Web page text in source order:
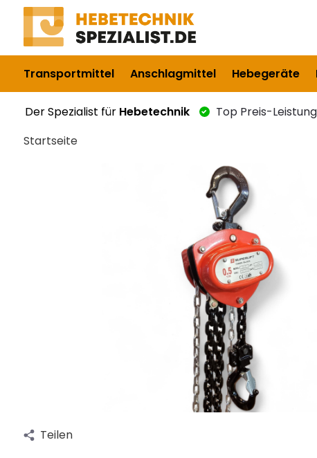
Transportmittel Anschlagmittel Hebegeräte
Der Spezialist für Hebetechnik Top Preis-Leistung
Startseite
Teilen